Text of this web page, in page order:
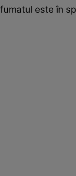
fumatul este în